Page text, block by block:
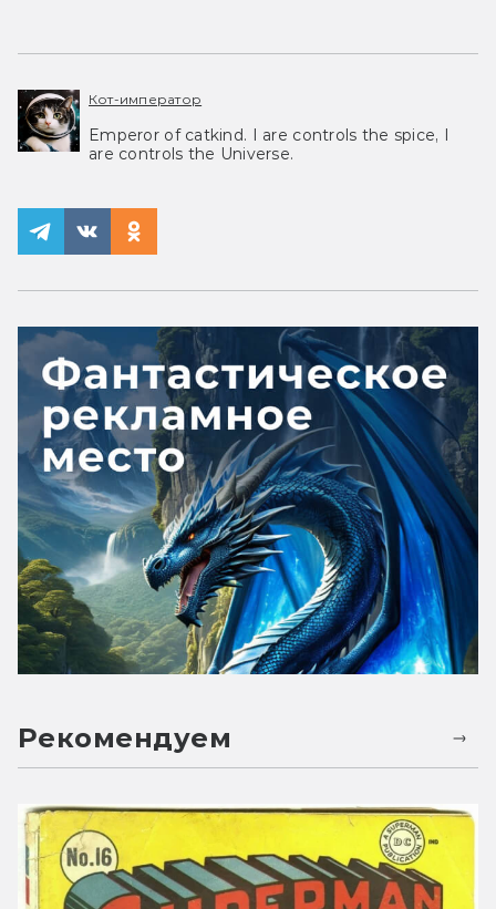
Кот-император
Emperor of catkind. I are controls the spice, I
are controls the Universe.
Рекомендуем